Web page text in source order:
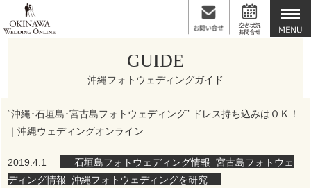
GUIDE
沖縄フォトウェディングガイド
“沖縄･石垣島･宮古島フォトウェディング” ドレス持ち込みはＯＫ！
｜沖縄ウェディングオンライン
2019.4.1 石垣島フォトウェディング情報 ,宮古島フォトウェ
ディング情報 ,沖縄フォトウェディングを研究